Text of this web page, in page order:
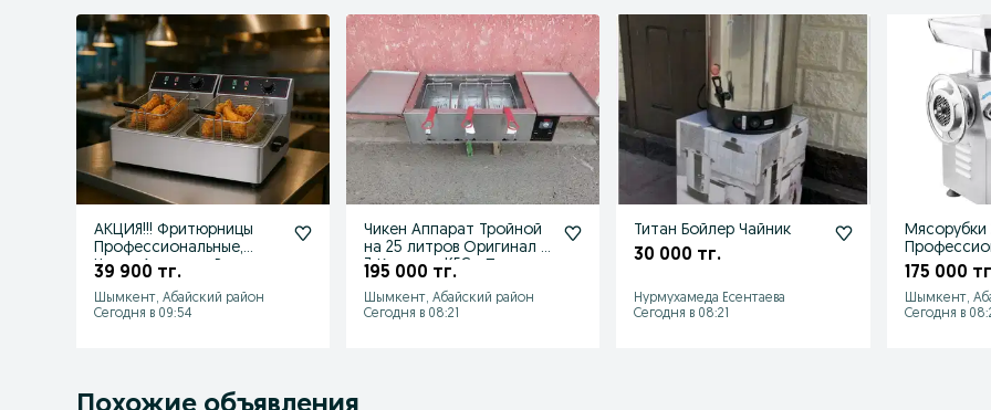
АКЦИЯ!!! Фритюрницы
Профессиональные,
Чикен Аппарат+Рецепт
39 900 тг.
Шымкент, Абайский район
Сегодня в 09:54
Чикен Аппарат Тройной
на 25 литров Оригинал +
3 Корзины KFC в Подарок
195 000 тг.
Шымкент, Абайский район
Сегодня в 08:21
Титан Бойлер Чайник
30 000 тг.
Нурмухамеда Есентаева
Сегодня в 08:21
Мясорубки
175 000
Шымкент,
Сегодня в